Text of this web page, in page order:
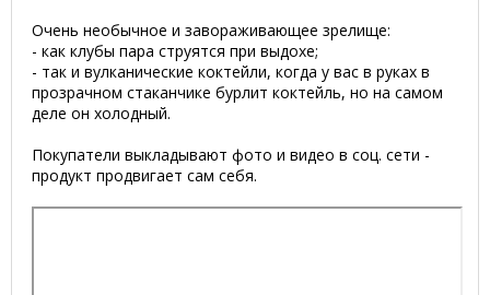
Очень необычное и завораживающее зрелище:
- как клубы пара струятся при выдохе;
- так и вулканические коктейли, когда у вас в руках в
прозрачном стаканчике бурлит коктейль, но на самом
деле он холодный.
Покупатели выкладывают фото и видео в соц. сети -
продукт продвигает сам себя.